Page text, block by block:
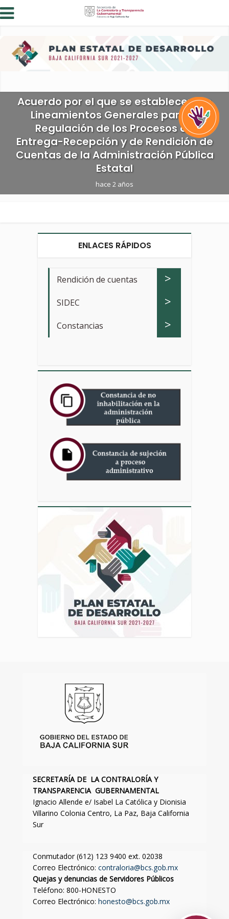
Acuerdo por el que se establecen los
Lineamientos Generales para la
Regulación de los Procesos de
Entrega-Recepción y de Rendición de
Cuentas de la Administración Pública
Estatal
hace 2 años
ENLACES RÁPIDOS
Rendición de cuentas >
SIDEC >
Constancias >
SECRETARÍA DE LA CONTRALORÍA Y
TRANSPARENCIA GUBERNAMENTAL
Ignacio Allende e/ Isabel La Católica y Dionisia
Villarino Colonia Centro, La Paz, Baja California
Sur
Conmutador (612) 123 9400 ext. 02038
Correo Electrónico: contraloria@bcs.gob.mx
Quejas y denuncias de Servidores Públicos
Teléfono: 800-HONESTO
Correo Electrónico: honesto@bcs.gob.mx